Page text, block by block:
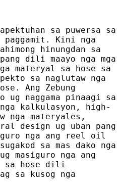
sa puwersa sa
paggamit. Kini nga
hinungdan sa
dili maayo nga mga
materyal sa hose sa
sa naglutaw nga
Ang Zebung
ug naggama pinaagi sa
kalkulasyon, high-
nga materyales,
design ug uban pang
nga ang reel oil
sa mas dako nga
masiguro nga ang
sa hose dili
sa kusog nga